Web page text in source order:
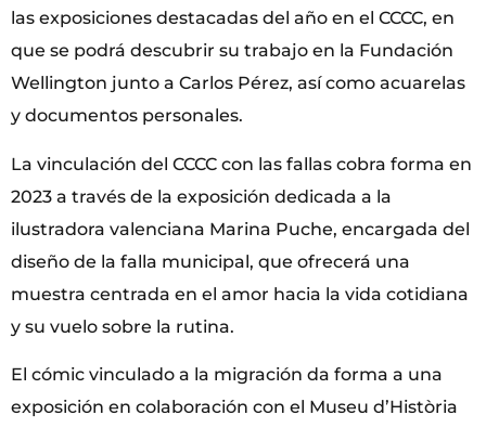
las exposiciones destacadas del año en el CCCC, en
que se podrá descubrir su trabajo en la Fundación
Wellington junto a Carlos Pérez, así como acuarelas
y documentos personales.
La vinculación del CCCC con las fallas cobra forma en
2023 a través de la exposición dedicada a la
ilustradora valenciana Marina Puche, encargada del
diseño de la falla municipal, que ofrecerá una
muestra centrada en el amor hacia la vida cotidiana
y su vuelo sobre la rutina.
El cómic vinculado a la migración da forma a una
exposición en colaboración con el Museu d’Història